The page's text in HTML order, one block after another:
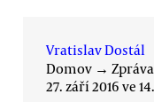
Vratislav Dostál
Domov → Zpráva
27. září 2016 ve